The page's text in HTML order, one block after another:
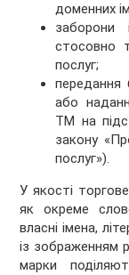
доменних
заборони
стосовно
послуг;
передання
або
ТМ на
закону
послуг»).
У якості
як окреме
власні імена,
із зображенням
марки